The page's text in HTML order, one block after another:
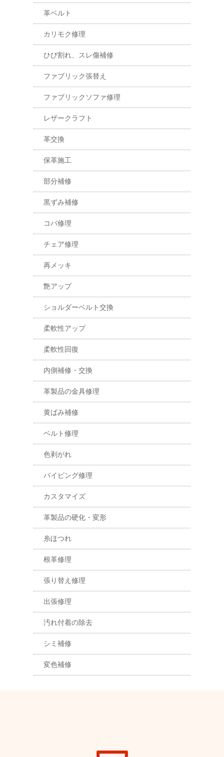
革ベルト
カリモク修理
ひび割れ、スレ傷補修
ファブリック張替え
ファブリックソファ修理
レザークラフト
革交換
保革施工
部分補修
黒ずみ補修
コバ修理
チェア修理
再メッキ
艶アップ
ショルダーベルト交換
柔軟性アップ
柔軟性回復
内側補修・交換
革製品の金具修理
黄ばみ補修
ベルト修理
色剥がれ
パイピング修理
カスタマイズ
革製品の硬化・変形
糸ほつれ
根革修理
張り替え修理
出張修理
汚れ付着の除去
シミ補修
変色補修